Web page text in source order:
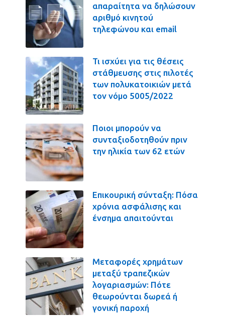
απαραίτητα να δηλώσουν
αριθμό κινητού
τηλεφώνου και email
Τι ισχύει για τις θέσεις
στάθμευσης στις πιλοτές
των πολυκατοικιών μετά
τον νόμο 5005/2022
Ποιοι μπορούν να
συνταξιοδοτηθούν πριν
την ηλικία των 62 ετών
Επικουρική σύνταξη: Πόσα
χρόνια ασφάλισης και
ένσημα απαιτούνται
Μεταφορές χρημάτων
μεταξύ τραπεζικών
λογαριασμών: Πότε
θεωρούνται δωρεά ή
γονική παροχή